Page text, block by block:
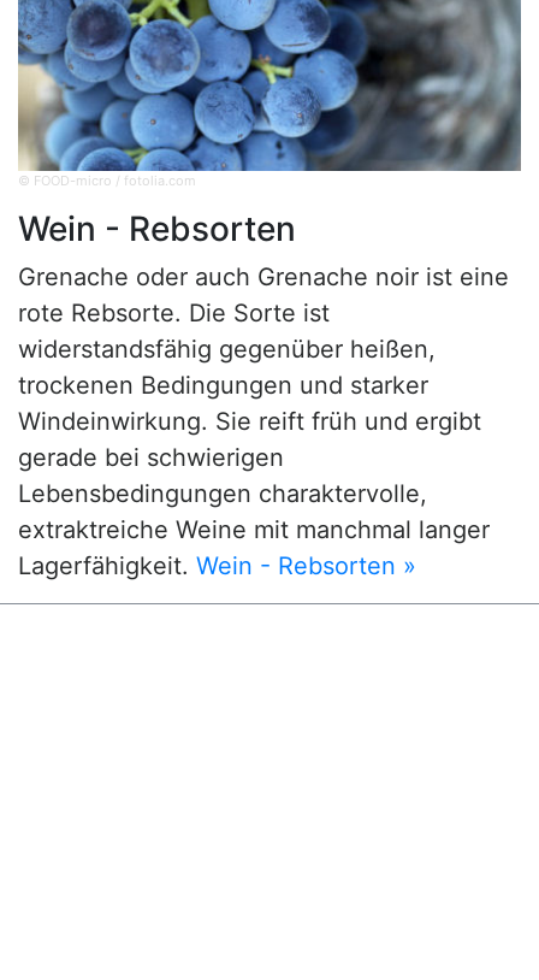
© FOOD-micro / fotolia.com
Wein - Rebsorten
Grenache oder auch Grenache noir ist eine
rote Rebsorte. Die Sorte ist
widerstandsfähig gegenüber heißen,
trockenen Bedingungen und starker
Windeinwirkung. Sie reift früh und ergibt
gerade bei schwierigen
Lebensbedingungen charaktervolle,
extraktreiche Weine mit manchmal langer
Lagerfähigkeit. Wein - Rebsorten »